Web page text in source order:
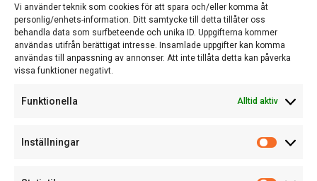
Vi använder teknik som cookies för att spara och/eller komma åt
personlig/enhets-information. Ditt samtycke till detta tillåter oss
behandla data som surfbeteende och unika ID. Uppgifterna kommer
användas utifrån berättigat intresse. Insamlade uppgifter kan komma
användas till anpassning av annonser. Att inte tillåta detta kan påverka
vissa funktioner negativt.
Funktionella Alltid aktiv
Inställningar
Om oss